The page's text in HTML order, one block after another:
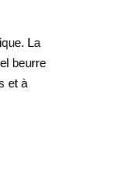
La
beurre
et à